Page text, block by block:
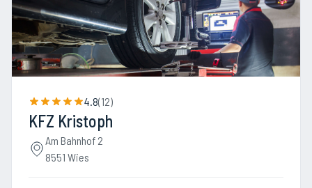
4.8(12)
KFZ Kristoph
Am Bahnhof 2
8551 Wies